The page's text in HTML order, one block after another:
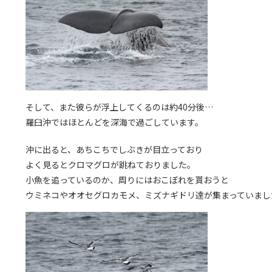
そして、また彼らが浮上してくるのは約40分後…
羅臼沖ではほとんどを深海で過ごしています。
沖に出ると、あちこちでしぶきが目立っており
よく見るとクロマグロが跳ねておりました。
小魚を追っているのか、周りにはおこぼれを貰おうと
ウミネコやオオセグロカモメ、ミズナギドリ達が集まっていま